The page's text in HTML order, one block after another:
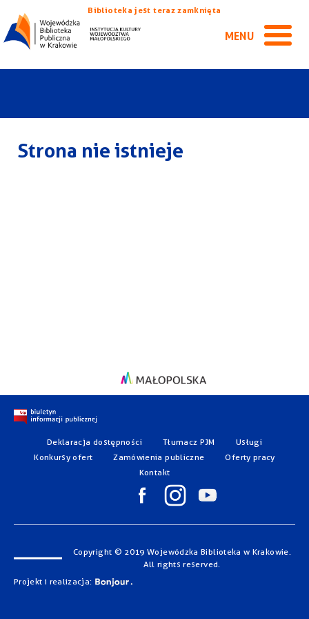
Biblioteka jest teraz zamknięta
MENU
Strona nie istnieje
Deklaracja dostępności Tłumacz PJM
Usługi
Konkursy ofert
Zamówienia publiczne
Oferty pracy
Kontakt
Copyright © 2019 Wojewódzka Biblioteka w Krakowie.
All rights reserved.
Projekt i realizacja: